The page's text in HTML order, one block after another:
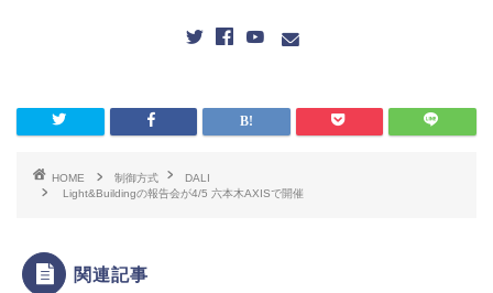
HOME 制御方式
DALI
Light&Buildingの報告会が4/5 六本木AXISで開催
関連記事